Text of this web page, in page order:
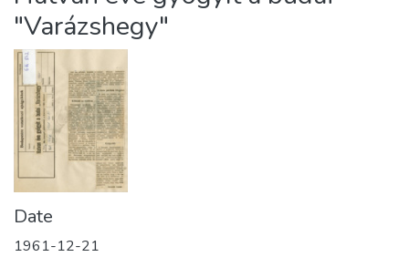
About us
"Varázshegy"
Date
1961-12-21